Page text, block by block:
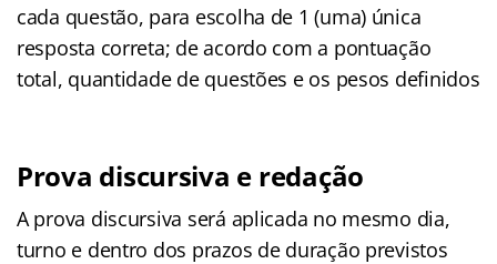
cada questão, para escolha de 1 (uma) única
resposta correta; de acordo com a pontuação
total, quantidade de questões e os pesos definidos
Prova discursiva e redação
A prova discursiva será aplicada no mesmo dia,
turno e dentro dos prazos de duração previstos